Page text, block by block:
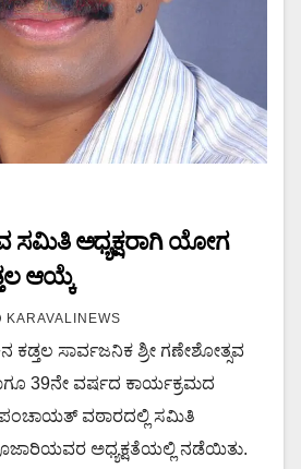
ಸಮಿತಿ ಅಧ್ಯಕ್ಷರಾಗಿ ಯೋಗ
ಆಯ್ಕೆ
KARAVALINEWS
ಕಡ್ತಲ ಸಾರ್ವಜನಿಕ ಶ್ರೀ ಗಣೇಶೋತ್ಸವ
39ನೇ ವರ್ಷದ ಕಾರ್ಯಕ್ರಮದ
ವಠಾರದಲ್ಲಿ ಸಮಿತಿ
ಅಧ್ಯಕ್ಷತೆಯಲ್ಲಿ ನಡೆಯಿತು.